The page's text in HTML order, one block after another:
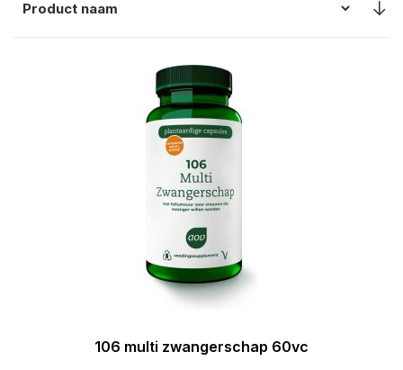
106 multi zwangerschap 60vc